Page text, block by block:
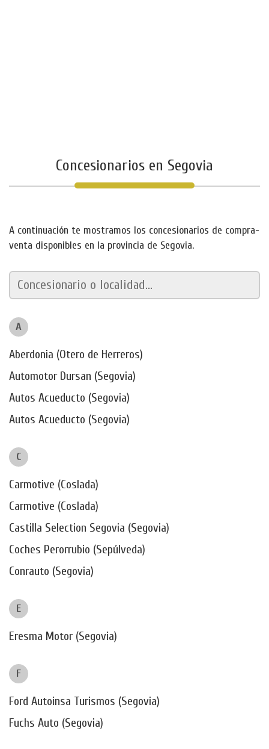
Concesionarios en Segovia
A continuación te mostramos los concesionarios de compra-
venta disponibles en la provincia de Segovia.
A
Aberdonia (Otero de Herreros)
Automotor Dursan (Segovia)
Autos Acueducto (Segovia)
Autos Acueducto (Segovia)
C
Carmotive (Coslada)
Carmotive (Coslada)
Castilla Selection Segovia (Segovia)
Coches Perorrubio (Sepúlveda)
Conrauto (Segovia)
E
Eresma Motor (Segovia)
F
Ford Autoinsa Turismos (Segovia)
Fuchs Auto (Segovia)